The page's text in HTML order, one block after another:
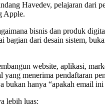
Havedev, pelajaran dari
Apple.
bisnis dan produk
bagian dari desain sistem,
website, aplikasi,
yang menerima pendaftaran
bukan hanya “apakah email
lebih luas: